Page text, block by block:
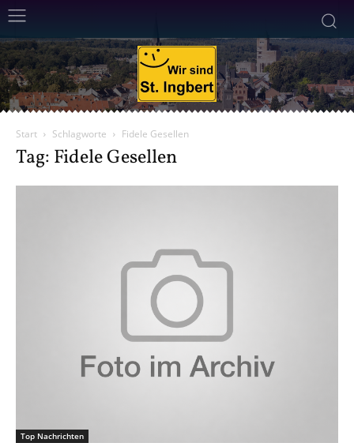
Start Schlagworte Fidele Gesellen
Tag: Fidele Gesellen
Top Nachrichten